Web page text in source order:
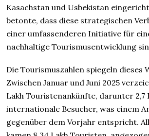
Kasachstan und Usbekistan
betonte, dass diese strategischen
einer umfassenderen Initiative für
nachhaltige Tourismusentwicklung
Die Tourismuszahlen spiegeln dieses
Zwischen Januar und Juni 2025
Lakh Touristenankünfte, darunter 2,7
internationale Besucher, was einem
gegenüber dem Vorjahr entspricht.